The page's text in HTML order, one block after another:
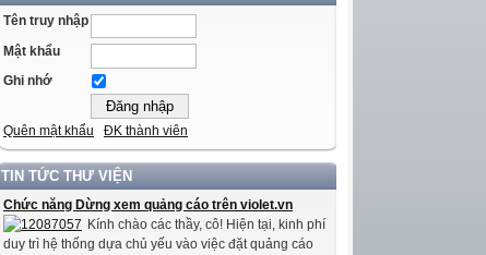
Tên truy nhập
Mật khẩu
Ghi nhớ
Quên mật khẩu ĐK thành viên
TIN TỨC THƯ VIỆN
Chức năng Dừng xem quảng cáo trên violet.vn
Kính chào các thầy, cô! Hiện tại, kinh phí
duy trì hệ thống dựa chủ yếu vào việc đặt quảng cáo